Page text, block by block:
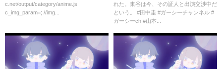
c.net/output/category/anime.js
c_img_param=; //img...
れた。東谷は今、その証人と出演交渉中だ
という。 #田中圭 #ガーシーチャンネル #
ガーシーch #山本...